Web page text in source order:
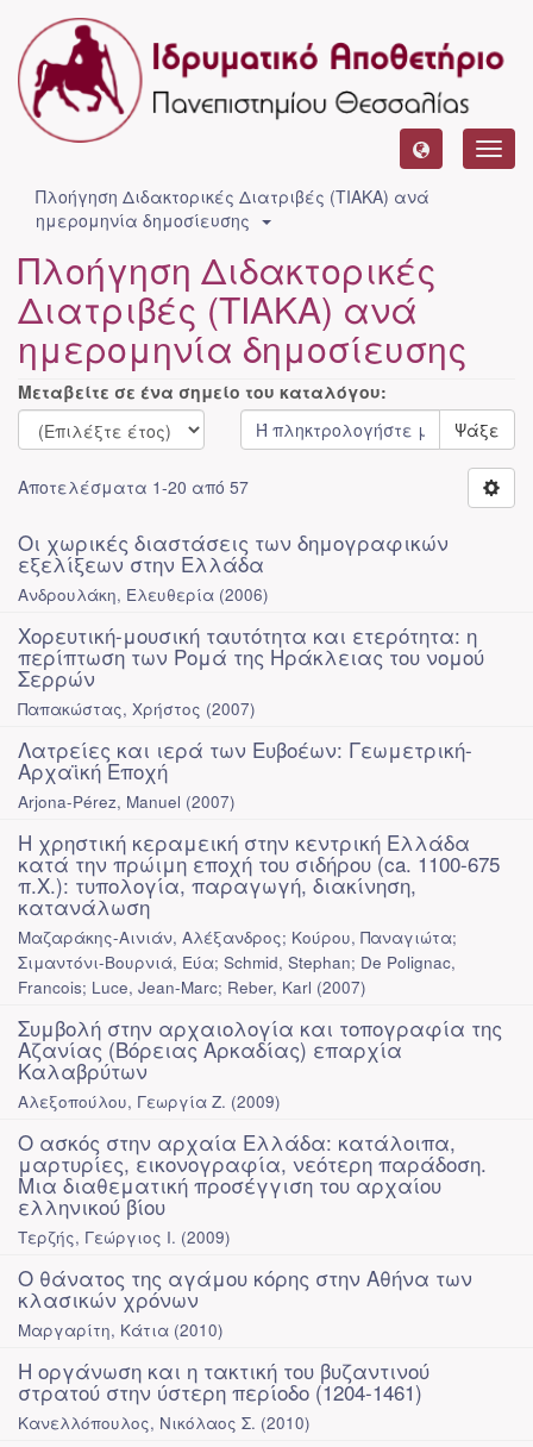
Πλοήγηση Διδακτορικές Διατριβές (ΤΙΑΚΑ) ανά
ημερομηνία δημοσίευσης
Πλοήγηση Διδακτορικές
Διατριβές (ΤΙΑΚΑ) ανά
ημερομηνία δημοσίευσης
Μεταβείτε σε ένα σημείο του καταλόγου:
Ψάξε
Αποτελέσματα 1-20 από 57
Οι χωρικές διαστάσεις των δημογραφικών
εξελίξεων στην Ελλάδα
Ανδρουλάκη, Ελευθερία (2006)
Χορευτική-μουσική ταυτότητα και ετερότητα: η
περίπτωση των Ρομά της Ηράκλειας του νομού
Σερρών
Παπακώστας, Χρήστος (2007)
Λατρείες και ιερά των Ευβοέων: Γεωμετρική-
Αρχαϊκή Εποχή
Arjona-Pérez, Manuel (2007)
Η χρηστική κεραμεική στην κεντρική Ελλάδα
κατά την πρώιμη εποχή του σιδήρου (ca. 1100-675
π.Χ.): τυπολογία, παραγωγή, διακίνηση,
κατανάλωση
Μαζαράκης-Αινιάν, Αλέξανδρος; Κούρου, Παναγιώτα;
Σιμαντόνι-Βουρνιά, Εύα; Schmid, Stephan; De Polignac,
Francois; Luce, Jean-Marc; Reber, Karl (2007)
Συμβολή στην αρχαιολογία και τοπογραφία της
Αζανίας (Βόρειας Αρκαδίας) επαρχία
Καλαβρύτων
Αλεξοπούλου, Γεωργία Ζ. (2009)
Ο ασκός στην αρχαία Ελλάδα: κατάλοιπα,
μαρτυρίες, εικονογραφία, νεότερη παράδοση.
Μια διαθεματική προσέγγιση του αρχαίου
ελληνικού βίου
Τερζής, Γεώργιος Ι. (2009)
Ο θάνατος της αγάμου κόρης στην Αθήνα των
κλασικών χρόνων
Μαργαρίτη, Κάτια (2010)
Η οργάνωση και η τακτική του βυζαντινού
στρατού στην ύστερη περίοδο (1204-1461)
Κανελλόπουλος, Νικόλαος Σ. (2010)